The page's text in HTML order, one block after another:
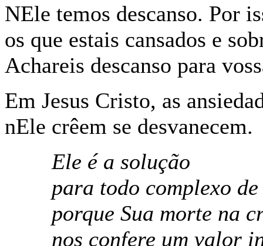
NEle temos descanso. Por
os que estais cansados e
Achareis descanso para
Em Jesus Cristo, as
nEle crêem se desvanecem.
Ele é a solução
para todo complexo
porque Sua morte na
nos confere um valor